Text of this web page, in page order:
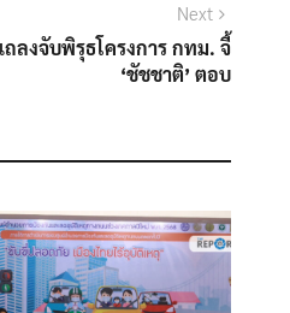
Next
post:
ลงจับพิรุธโครงการ กทม. จี้
‘ชัชชาติ’ ตอบ